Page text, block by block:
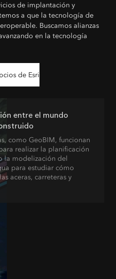
de implantación y
a que la tecnología de
Buscamos alianzas
en la tecnología
de Esri
entre el mundo
como GeoBIM, funcionan
realizar la planificación
la modelización del
para estudiar cómo
aceras, carreteras y